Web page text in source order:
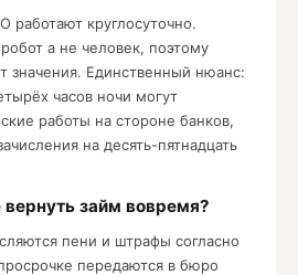
круглосуточно.
а не человек, поэтому
значения. Единственный нюанс:
часов ночи могут
работы на стороне банков,
на десять-пятнадцать
вернуть займ вовремя?
пени и штрафы согласно
передаются в бюро